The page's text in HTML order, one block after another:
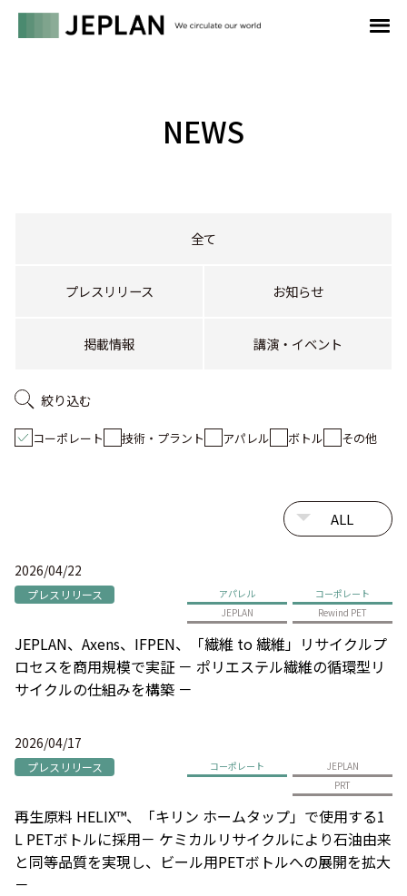
NEWS
全て
プレスリリース お知らせ
掲載情報 講演・イベント
絞り込む
コーポレート 技術・プラント アパレル ボトル その他
2026/04/22
プレスリリース アパレル
コーポレート
JEPLAN
Rewind PET
JEPLAN、Axens、IFPEN、「繊維 to 繊維」リサイクルプ
ロセスを商用規模で実証 － ポリエステル繊維の循環型リ
サイクルの仕組みを構築 －
2026/04/17
プレスリリース コーポレート
JEPLAN
PRT
再生原料 HELIX™、「キリン ホームタップ」で使用する1
L PETボトルに採用－ ケミカルリサイクルにより石油由来
と同等品質を実現し、ビール用PETボトルへの展開を拡大
－